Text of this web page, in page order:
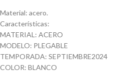
Material: acero.
Características:
MATERIAL: ACERO
MODELO: PLEGABLE
TEMPORADA: SEPTIEMBRE2024
COLOR: BLANCO